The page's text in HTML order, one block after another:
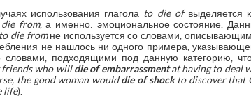
использования глагола to die ofвыделяется
die from, а именно: эмоциональное состояние.
to die fromне используется со словами,
не нашлось ни одного примера,
словами, подходящими под данную категорию,
friends who willdie of embarrassmentat having to deal
the good woman woulddie of shockto discover that
life).